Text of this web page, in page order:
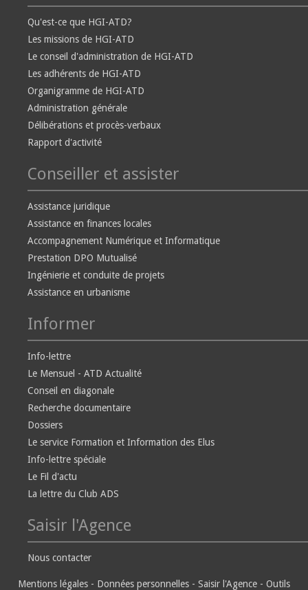
Qu'est-ce que HGI-ATD?
Les missions de HGI-ATD
Le conseil d'administration de HGI-ATD
Les adhérents de HGI-ATD
Organigramme de HGI-ATD
Administration générale
Délibérations et procès-verbaux
Rapport d'activité
Conseiller et assister
Assistance juridique
Assistance en finances locales
Accompagnement Numérique et Informatique
Prestation DPO Mutualisé
Ingénierie et conduite de projets
Assistance en urbanisme
Informer
Info-lettre
Le Mensuel - ATD Actualité
Conseil en diagonale
Recherche documentaire
Dossiers
Le service Formation et Information des Elus
Info-lettre spéciale
Le Fil d'actu
La lettre du Club ADS
Saisir l'Agence
Nous contacter
Mentions légales - Données personnelles - Saisir l'Agence - Outils